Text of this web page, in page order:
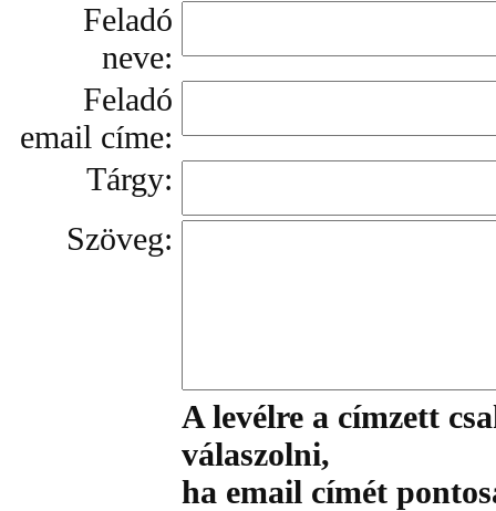
Feladó
neve:
Feladó
email címe:
Tárgy:
Szöveg:
A levélre a címzett
válaszolni,
ha email címét